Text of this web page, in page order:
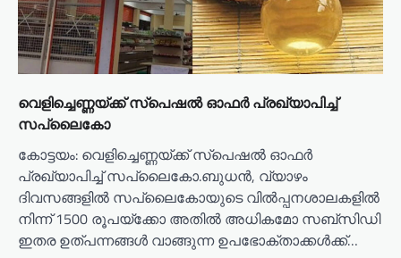
വെളിച്ചെണ്ണയ്ക്ക് സ്‌പെഷല്‍ ഓഫര്‍ പ്രഖ്യാപിച്ച്
സപ്ലൈകോ
കോട്ടയം: വെളിച്ചെണ്ണയ്ക്ക് സ്‌പെഷല്‍ ഓഫര്‍
പ്രഖ്യാപിച്ച് സപ്ലൈകോ.ബുധന്‍, വ്യാഴം
ദിവസങ്ങളില്‍ സപ്ലൈകോയുടെ വില്‍പ്പനശാലകളില്‍
നിന്ന് 1500 രൂപയ്‌ക്കോ അതില്‍ അധികമോ സബ്‌സിഡി
ഇതര ഉത്പന്നങ്ങള്‍ വാങ്ങുന്ന ഉപഭോക്താക്കള്‍ക്ക്…